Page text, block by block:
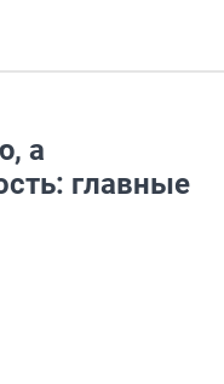
а
главные